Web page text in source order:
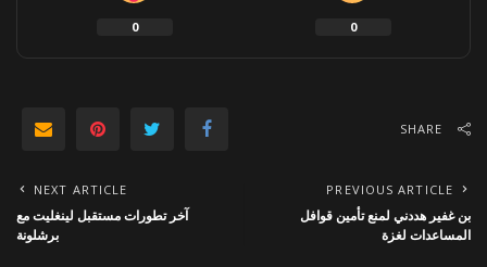
0
0
SHARE
PREVIOUS ARTICLE
بن غفير هددني لمنع تأمين قوافل
المساعدات لغزة
NEXT ARTICLE
آخر تطورات مستقبل لينغليت مع
برشلونة